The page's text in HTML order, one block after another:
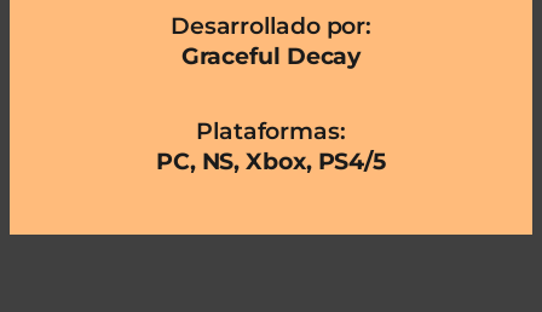
Desarrollado por:
Graceful Decay
Plataformas:
PC, NS, Xbox, PS4/5